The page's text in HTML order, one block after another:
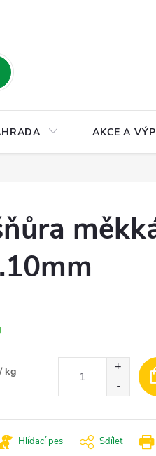
AKCE A
/ kg
Hlídací pes Sdílet